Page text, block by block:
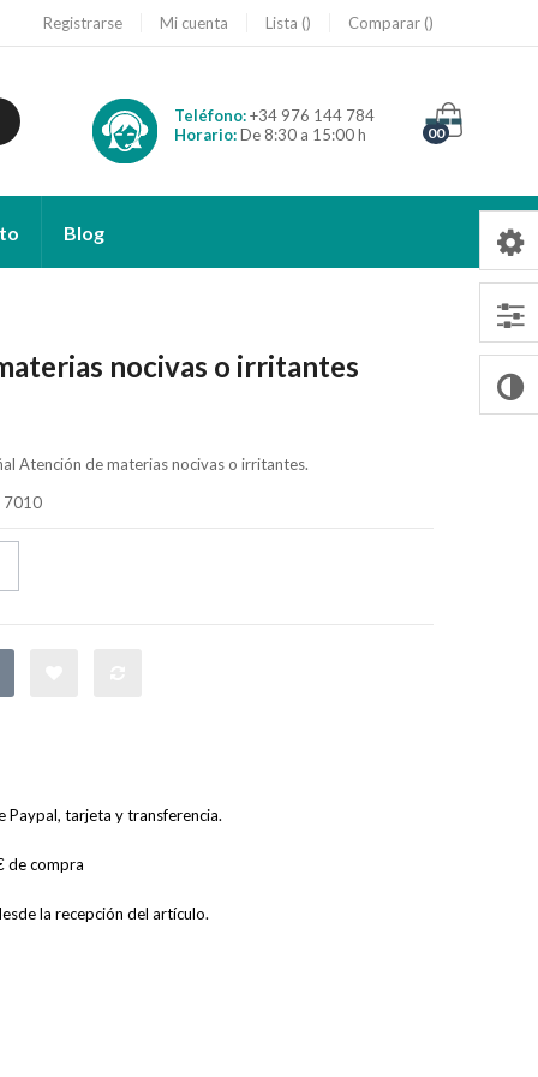
Registrarse Mi cuenta Lista Comparar
Teléfono:+34 976 144 784
Horario:De 8:30 a 15:00 h 00
Blog
nocivas o irritantes
Atención de materias nocivas o irritantes.
7010
Paypal, tarjeta y transferencia.
de compra
la recepción del artículo.